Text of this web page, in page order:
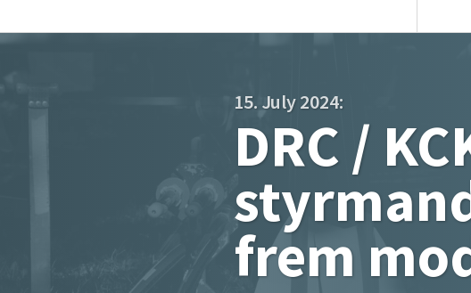
15. July 2024:
DRC /
frem